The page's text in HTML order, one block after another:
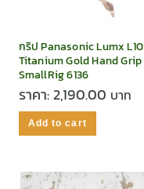
กริป Panasonic Lumx L10
Titanium Gold Hand Grip
SmallRig 6136
ราคา:2,190.00
Add to cart